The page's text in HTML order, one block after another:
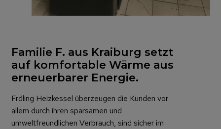
Familie F. aus Kraiburg setzt
auf komfortable Wärme aus
erneuerbarer Energie.
Fröling Heizkessel überzeugen die Kunden vor
allem durch ihren sparsamen und
umweltfreundlichen Verbrauch, sind sicher im